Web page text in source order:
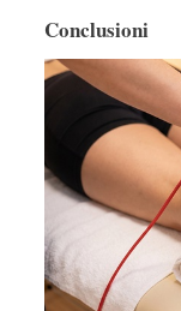
Conclusioni